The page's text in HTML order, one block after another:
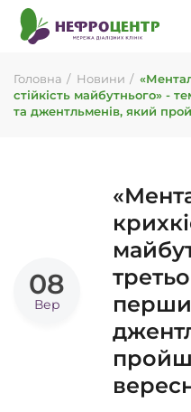
Головна Новини
стійкість майбутнього» -
та джентльменів, який
08
Вер